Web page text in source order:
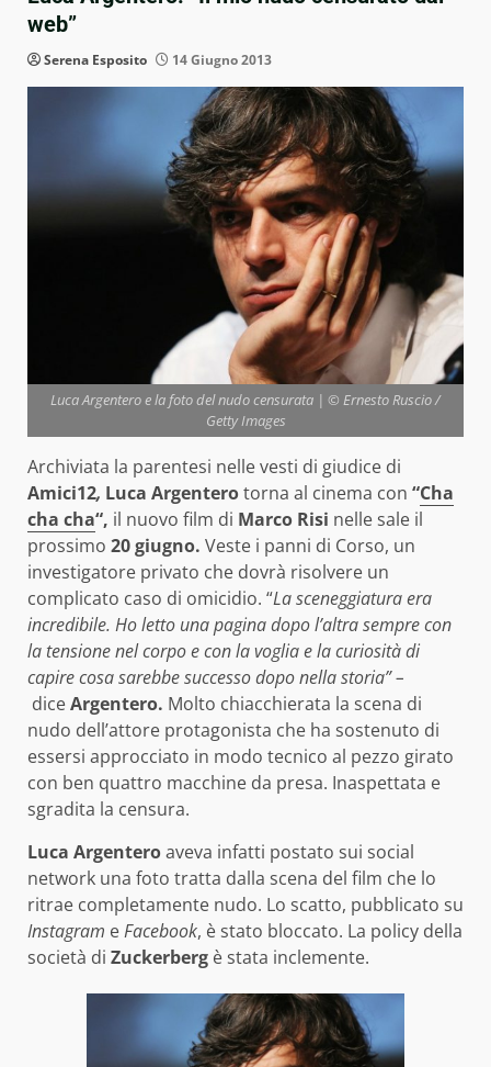
web”
Serena Esposito 14 Giugno 2013
Luca Argentero e la foto del nudo censurata | © Ernesto Ruscio /
Getty Images
Archiviata la parentesi nelle vesti di giudice di
Amici12, Luca Argenterotorna al cinema con “Cha
cha cha“, il nuovo film di Marco Risi nelle sale il
prossimo 20 giugno. Veste i panni di Corso, un
investigatore privato che dovrà risolvere un
complicato caso di omicidio. “La sceneggiatura era
incredibile. Ho letto una pagina dopo l’altra sempre con
la tensione nel corpo e con la voglia e la curiosità di
capire cosa sarebbe successo dopo nella storia” –
diceArgentero. Molto chiacchierata la scena di
nudo dell’attore protagonista che ha sostenuto di
essersi approcciato in modo tecnico al pezzo girato
con ben quattro macchine da presa. Inaspettata e
sgradita la censura.
Luca Argenteroaveva infatti postato sui social
network una foto tratta dalla scena del film che lo
ritrae completamente nudo. Lo scatto, pubblicato su
Instagram eFacebook, è stato bloccato. La policy della
società di Zuckerberg è stata inclemente.